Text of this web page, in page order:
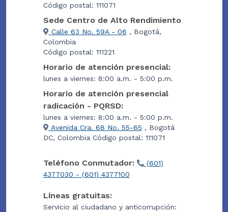
Código postal: 111071
Sede Centro de Alto Rendimiento
Calle 63 No. 59A - 06 , Bogotá,
Colombia
Código postal: 111221
Horario de atención presencial:
lunes a viernes: 8:00 a.m. - 5:00 p.m.
Horario de atención presencial
radicación - PQRSD:
lunes a viernes: 8:00 a.m. - 5:00 p.m.
Avenida Cra. 68 No. 55-65 , Bogotá
DC, Colombia Código postal: 111071
Teléfono Conmutador:
(601)
4377030 - (601) 4377100
Líneas gratuitas:
Servicio al ciudadano y anticorrupción: